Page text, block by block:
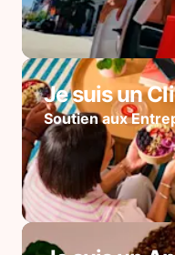
Je suis un
Soutien aux